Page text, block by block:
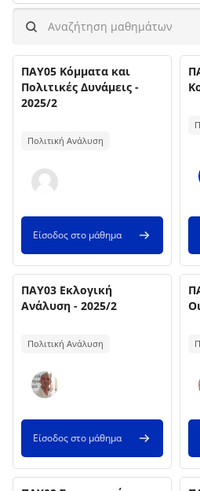
Αναζήτηση μαθημάτων
Εικόνα μαθήματος
Όνομα μαθήματος
ΠΑΥ05 Κόμματα και
Πολιτικές Δυνάμεις -
2025/2
Πολιτική Ανάλυση
Είσοδος στο μάθημα
Εικόνα μαθήματος
Όνομα μαθήματος
ΠΑΥ03 Εκλογική
Ανάλυση - 2025/2
Πολιτική Ανάλυση
Είσοδος στο μάθημα